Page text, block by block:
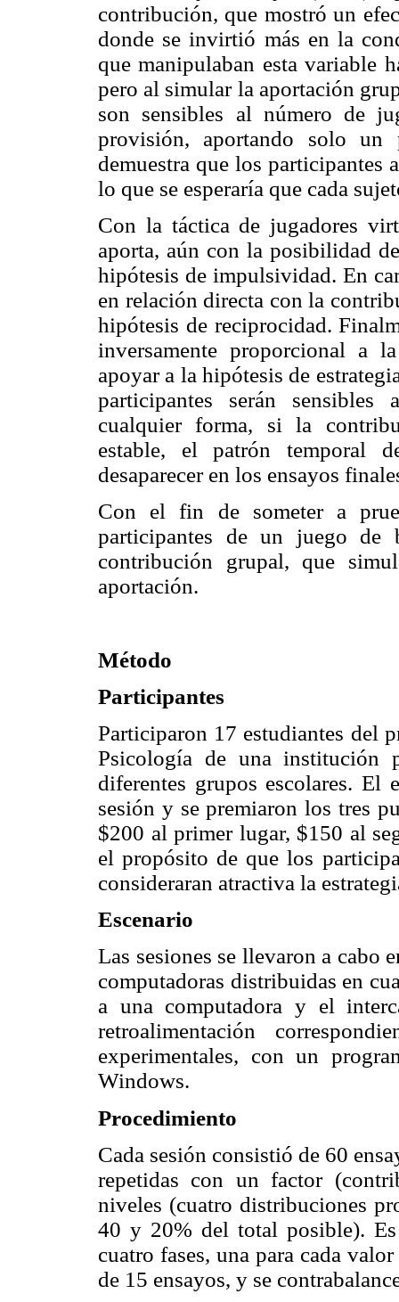
contribución, que mostró un
donde se invirtió más en la
que manipulaban esta variable
pero al simular la aportación
son sensibles al número de
provisión, aportando solo un
demuestra que los participantes
lo que se esperaría que cada
Con la táctica de jugadores
aporta, aún con la posibilidad
hipótesis de impulsividad. En
en relación directa con la
hipótesis de reciprocidad.
inversamente proporcional a
apoyar a la hipótesis de
participantes serán
cualquier forma, si la
estable, el patrón temporal
desaparecer en los ensayos
Con el fin de someter a
participantes de un juego de
contribución grupal, que
aportación.
Método
Participantes
Participaron 17 estudiantes del
Psicología de una institución
diferentes grupos escolares. El
sesión y se premiaron los tres
$200 al primer lugar, $150 al
el propósito de que los
consideraran atractiva la
Escenario
Las sesiones se llevaron a cabo
computadoras distribuidas en
a una computadora y el
retroalimentación
experimentales, con un
Windows.
Procedimiento
Cada sesión consistió de 60
repetidas con un factor
niveles (cuatro distribuciones
40 y 20% del total posible).
cuatro fases, una para cada
de 15 ensayos, y se